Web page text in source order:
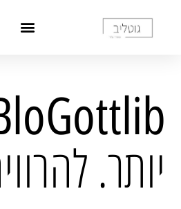
יותר.